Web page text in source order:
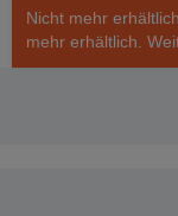
Nicht mehr
mehr erhältlich.